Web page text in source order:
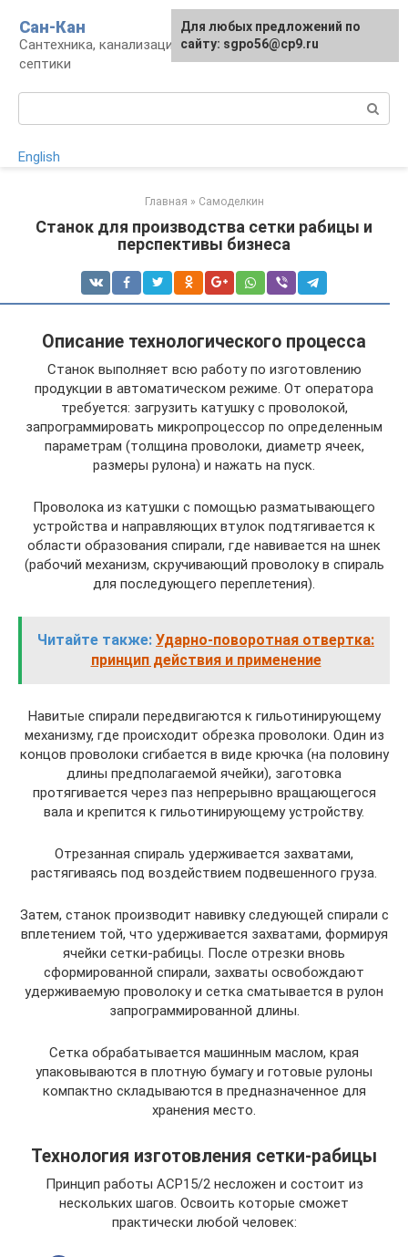
контенту
Сан-Кан
Сантехника, канализация, водопровод,
септики
English
Главная » Самоделкин
Станок для производства сетки рабицы и
перспективы бизнеса
Описание технологического процесса
Станок выполняет всю работу по изготовлению
продукции в автоматическом режиме. От оператора
требуется: загрузить катушку с проволокой,
запрограммировать микропроцессор по определенным
параметрам (толщина проволоки, диаметр ячеек,
размеры рулона) и нажать на пуск.
Проволока из катушки с помощью разматывающего
устройства и направляющих втулок подтягивается к
области образования спирали, где навивается на шнек
(рабочий механизм, скручивающий проволоку в спираль
для последующего переплетения).
Читайте также: Ударно-поворотная отвертка:
принцип действия и применение
Навитые спирали передвигаются к гильотинирующему
механизму, где происходит обрезка проволоки. Один из
концов проволоки сгибается в виде крючка (на половину
длины предполагаемой ячейки), заготовка
протягивается через паз непрерывно вращающегося
вала и крепится к гильотинирующему устройству.
Отрезанная спираль удерживается захватами,
растягиваясь под воздействием подвешенного груза.
Затем, станок производит навивку следующей спирали с
вплетением той, что удерживается захватами, формируя
ячейки сетки-рабицы. После отрезки вновь
сформированной спирали, захваты освобождают
удерживаемую проволоку и сетка сматывается в рулон
запрограммированной длины.
Сетка обрабатывается машинным маслом, края
упаковываются в плотную бумагу и готовые рулоны
компактно складываются в предназначенное для
хранения место.
Технология изготовления сетки-рабицы
Принцип работы АСР15/2 несложен и состоит из
нескольких шагов. Освоить которые сможет
практически любой человек:
Для любых предложений по
сайту: sgpo56@cp9.ru